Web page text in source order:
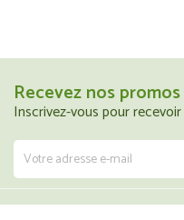
Recevez nos
Inscrivez-vous pour